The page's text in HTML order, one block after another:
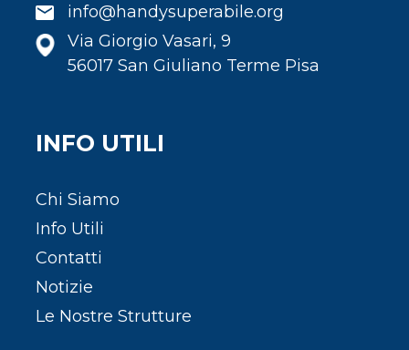
info@handysuperabile.org
Via Giorgio Vasari, 9
56017 San Giuliano Terme Pisa
INFO UTILI
Chi Siamo
Info Utili
Contatti
Notizie
Le Nostre Strutture